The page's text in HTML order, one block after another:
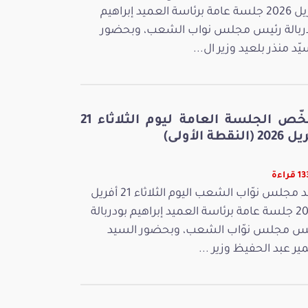
أفريل 2026 جلسة عامة برئاسة العميد إبراهيم
رئيس مجلس نواب الشعب، وبحضور
منذر بلعيد وزير ال...
ملخّص الجلسة العامة ليوم الثلاثاء 21
الأولى)
عقد مجلس نوّاب الشعب اليوم الثلاثاء 21 أفريل
2026 جلسة عامة برئاسة العميد إبراهيم بودربالة
مجلس نوّاب الشعب، وبحضور السيد
عبد الحفيظ وزير ...